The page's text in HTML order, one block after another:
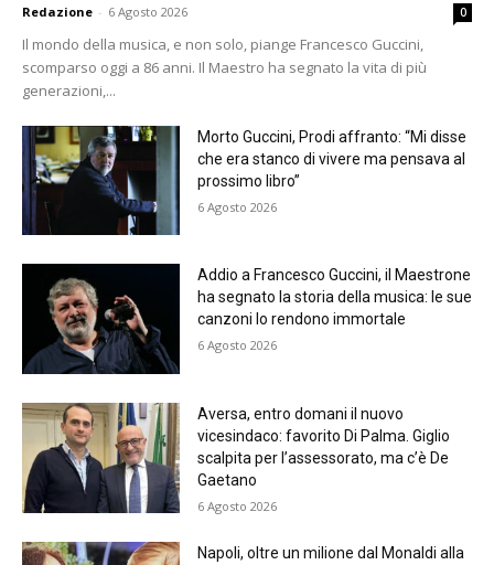
Redazione - 6 Agosto 2026 0
Il mondo della musica, e non solo, piange Francesco Guccini,
scomparso oggi a 86 anni. Il Maestro ha segnato la vita di più
generazioni,...
Morto Guccini, Prodi affranto: “Mi disse
che era stanco di vivere ma pensava al
prossimo libro”
6 Agosto 2026
Addio a Francesco Guccini, il Maestrone
ha segnato la storia della musica: le sue
canzoni lo rendono immortale
6 Agosto 2026
Aversa, entro domani il nuovo
vicesindaco: favorito Di Palma. Giglio
scalpita per l’assessorato, ma c’è De
Gaetano
6 Agosto 2026
Napoli, oltre un milione dal Monaldi alla